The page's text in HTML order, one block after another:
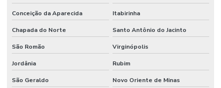
Conceição da Aparecida Itabirinha
Chapada do Norte Santo Antônio do Jacinto
São Romão Virginópolis
Jordânia Rubim
São Geraldo Novo Oriente de Minas